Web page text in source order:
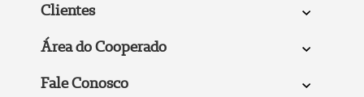
Clientes
Área do Cooperado
Fale Conosco